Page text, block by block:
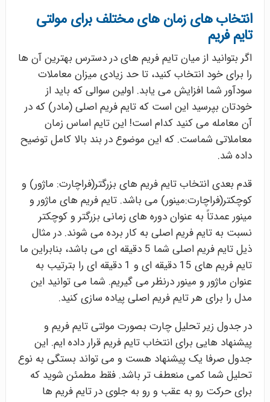
انتخاب های زمان های مختلف برای مولتی
تایم فریم
اگر بتوانید از میان تایم فریم های در دسترس بهترین آن ها
را برای خود انتخاب کنید، تا حد زیادی میزان معاملات
سودآور شما افزایش می یابد. اولین سوالی که باید از
خودتان بپرسید این است که تایم فریم اصلی (مادر) که در
آن معامله می کنید کدام است! این تایم اساس زمان
معاملاتی شماست. که این موضوع در بند بالا کامل توضیح
داده شد.
قدم بعدی انتخاب تایم فریم های بزرگتر(فراچارت: ماژور) و
کوچکتر(فراچارت:مینور) می باشد. تایم فریم های ماژور و
مینور عمدتاً به عنوان دوره های زمانی بزرگتر و کوچکتر
نسبت به تایم فریم اصلی به کار برده می شوند. در مثال
ذیل تایم فریم اصلی شما 5 دقیقه ای می باشد، بنابراین ما
تایم فریم های 15 دقیقه ای و 1 دقیقه ای را بترتیب به
عنوان ماژور و مینور درنظر می گیریم. شما می توانید این
مدل را برای هر تایم فریم اصلی پیاده سازی کنید.
در جدول زیر تحلیل چارت بصورت مولتی تایم فریم و
پیشنهاد هایی برای انتخاب تایم فریم قرار داده ایم. این
جدول صرفا یک پیشنهاد هست و می تواند بستگی به نوع
تحلیل شما کمی منعطف تر باشد. فقط مطمئن شوید که
برای حرکت رو به عقب و رو به جلوی در تایم فریم ها